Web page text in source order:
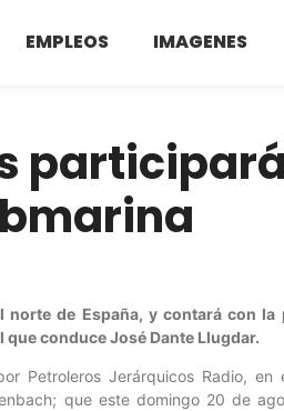
EMPLEOS IMAGENES
de España, y contará con la
conduce José Dante Llugdar.
Petroleros Jerárquicos Radio, en
que este domingo 20 de